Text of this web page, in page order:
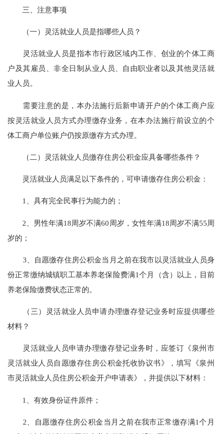
三、注意事项
（一）灵活就业人员是指哪些人员？
灵活就业人员是指本市行政区域内工作、创业的个体工商
户及其雇员、非全日制从业人员、自由职业者以及其他灵活就
业人员。
需要注意的是，本办法施行后新申请开户的个体工商户应
按灵活就业人员方式办理缴存业务，在本办法施行前设立的个
体工商户单位账户仍按原缴存方式办理。
（二）灵活就业人员缴存住房公积金应具备哪些条件？
灵活就业人员满足以下条件的，可申请缴存住房公积金：
1、具有完全民事行为能力的；
2、男性年满18周岁不满60周岁，女性年满18周岁不满55周
岁的；
3、自愿缴存住房公积金当月之前在我市以灵活就业人员身
份正常缴纳城镇职工基本养老保险费满1个月（含）以上，目前
养老保险缴费状态正常的。
（三）灵活就业人员申请办理缴存登记业务时应提供哪些
材料？
灵活就业人员申请办理缴存登记业务时，应签订《泉州市
灵活就业人员自愿缴存住房公积金托收协议书》，填写《泉州
市灵活就业人员住房公积金开户申请表》，并提供以下材料：
1、有效身份证件原件；
2、自愿缴存住房公积金当月之前在我市正常缴存满1个月